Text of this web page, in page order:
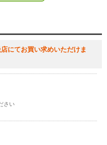
にてお買い求めいただけま
さい